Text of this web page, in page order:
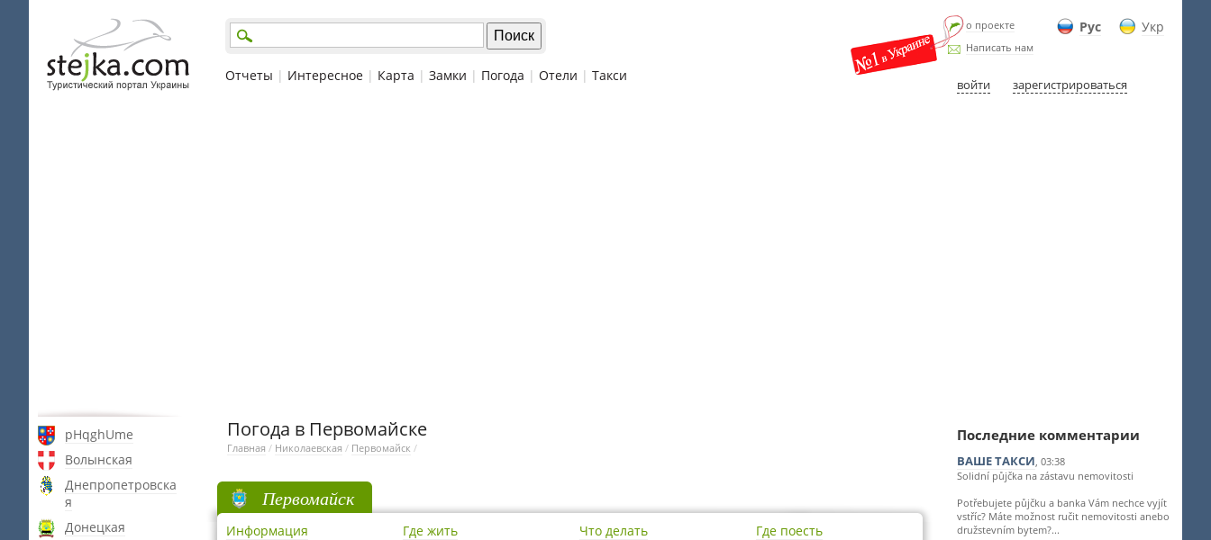
Рус Укр
о проекте
Написать нам
войти зарегистрироваться
Отчеты | Интересное | Карта | Замки | Погода | Отели | Такси
pHqghUme
Волынская
Днепропетровска
я
Донецкая
Погода в Первомайске
Главная / Николаевская / Первомайск /
Первомайск
Информация Где жить Что делать Где поесть
Последние комментарии
ВАШЕ ТАКСИ, 03:38
Solidní půjčka na zástavu nemovitosti
Potřebujete půjčku a banka Vám nechce vyjít
vstříc? Máte možnost ručit nemovitosti anebo
družstevním bytem?...